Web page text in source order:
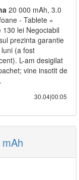
20 000 mAh, 3.0
- Tablete »
130 lei Negociabil
prezinta garantie
(a fost
L-am desigilat
vine insotit de
30.04|00:05